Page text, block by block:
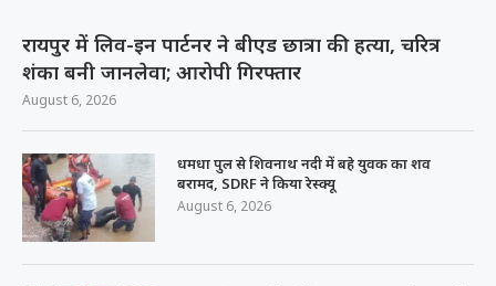
रायपुर में लिव-इन पार्टनर ने बीएड छात्रा की हत्या, चरित्र
शंका बनी जानलेवा; आरोपी गिरफ्तार
August 6, 2026
धमधा पुल से शिवनाथ नदी में बहे युवक का शव
बरामद, SDRF ने किया रेस्क्यू
August 6, 2026